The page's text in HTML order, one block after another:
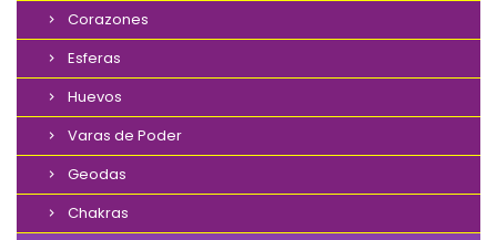
Corazones
Esferas
Huevos
Varas de Poder
Geodas
Chakras